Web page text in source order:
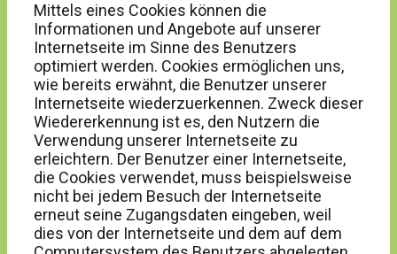
Mittels eines Cookies können die
Informationen und Angebote auf unserer
Internetseite im Sinne des Benutzers
optimiert werden. Cookies ermöglichen uns,
wie bereits erwähnt, die Benutzer unserer
Internetseite wiederzuerkennen. Zweck dieser
Wiedererkennung ist es, den Nutzern die
Verwendung unserer Internetseite zu
erleichtern. Der Benutzer einer Internetseite,
die Cookies verwendet, muss beispielsweise
nicht bei jedem Besuch der Internetseite
erneut seine Zugangsdaten eingeben, weil
dies von der Internetseite und dem auf dem